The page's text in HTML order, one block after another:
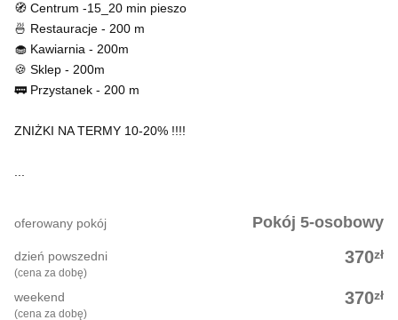
🧭 Centrum -15_20 min pieszo
🍜 Restauracje - 200 m
🧁 Kawiarnia - 200m
🍪 Sklep - 200m
🚃 Przystanek - 200 m
ZNIŻKI NA TERMY 10-20% !!!!
...
Pokój 5-osobowy
oferowany pokój
370zł
dzień powszedni
(cena za dobę)
370zł
weekend
(cena za dobę)